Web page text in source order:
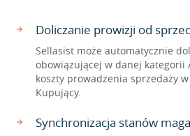
Doliczanie prowizji od
Sellasist może automatycznie
obowiązującej w danej kategorii
koszty prowadzenia sprzedaży
Kupujący.
Synchronizacja stanów